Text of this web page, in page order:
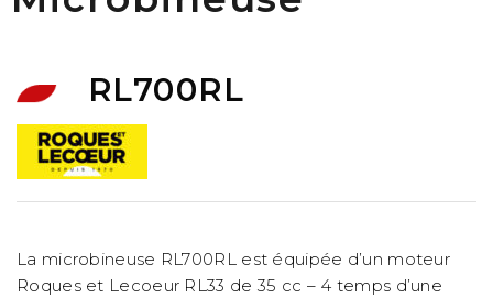
RL700RL
La microbineuse RL700RL est équipée d’un moteur
Roques et Lecoeur RL33 de 35 cc – 4 temps d’une